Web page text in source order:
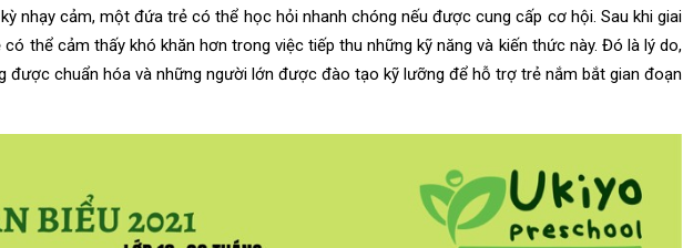
nhạy cảm, một đứa trẻ có thể học hỏi nhanh chóng nếu được cung cấp cơ hội. Sau khi giai
thể cảm thấy khó khăn hơn trong việc tiếp thu những kỹ năng và kiến thức này. Đó là lý do,
được chuẩn hóa và những người lớn được đào tạo kỹ lưỡng để hỗ trợ trẻ nắm bắt gian đoạn